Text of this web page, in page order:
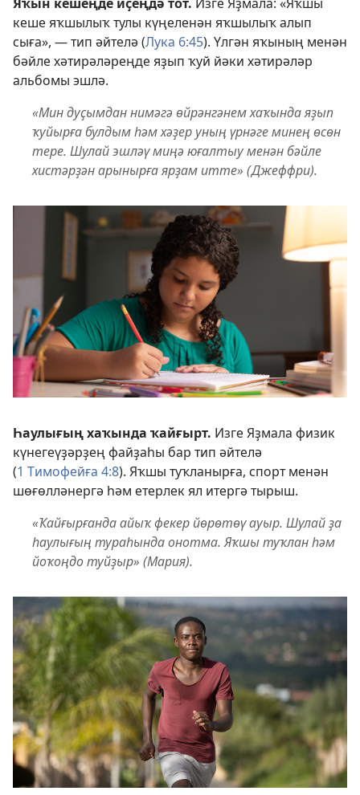
Яҡын кешеңде иҫеңдә тот. Изге Яҙмала: «Яҡшы
кеше яҡшылыҡ тулы күңеленән яҡшылыҡ алып
сыға», — тип әйтелә (Лука 6:45). Үлгән яҡының менән
бәйле хәтирәләреңде яҙып ҡуй йәки хәтирәләр
альбомы эшлә.
«Мин дуҫымдан нимәгә өйрәнгәнем хаҡында яҙып
ҡуйырға булдым һәм хәҙер уның үрнәге минең өсөн
тере. Шулай эшләү миңә юғалтыу менән бәйле
хистәрҙән арынырға ярҙам итте» (Джеффри).
Һаулығың хаҡында ҡайғырт. Изге Яҙмала физик
күнегеүҙәрҙең файҙаһы бар тип әйтелә
(1 Тимофейға 4:8). Яҡшы туҡланырға, спорт менән
шөғөлләнергә һәм етерлек ял итергә тырыш.
«Ҡайғырғанда айыҡ фекер йөрөтөү ауыр. Шулай ҙа
һаулығың тураһында онотма. Яҡшы туҡлан һәм
йоҡоңдо туйҙыр» (Мария).